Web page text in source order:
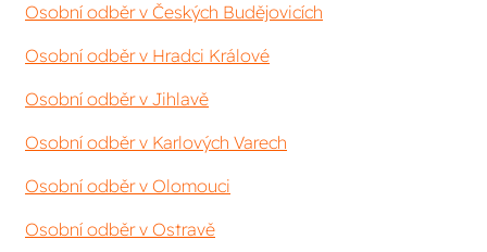
Osobní odběr v Českých Budějovicích
Osobní odběr v Hradci Králové
Osobní odběr v Jihlavě
Osobní odběr v Karlových Varech
Osobní odběr v Olomouci
Osobní odběr v Ostravě